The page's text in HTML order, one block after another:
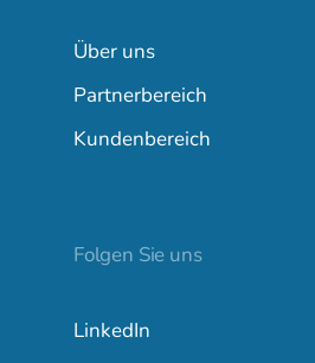
Über uns
Partnerbereich
Kundenbereich
Folgen Sie uns
LinkedIn
baufi-nord.de